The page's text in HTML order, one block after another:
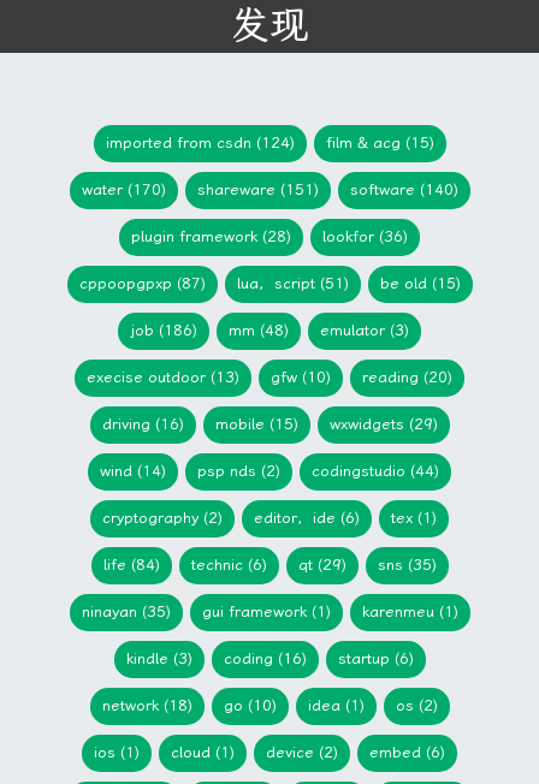
发现
imported from csdn (124) film & acg (15)
water (170) shareware (151) software (140)
plugin framework (28) lookfor (36)
cppoopgpxp (87) lua，script (51) be old (15)
job (186) mm (48) emulator (3)
execise outdoor (13) gfw (10) reading (20)
driving (16) mobile (15) wxwidgets (29)
wind (14) psp nds (2) codingstudio (44)
cryptography (2) editor，ide (6) tex (1)
life (84) technic (6) qt (29) sns (35)
ninayan (35) gui framework (1) karenmeu (1)
kindle (3) coding (16) startup (6)
network (18) go (10) idea (1) os (2)
ios (1) cloud (1) device (2) embed (6)